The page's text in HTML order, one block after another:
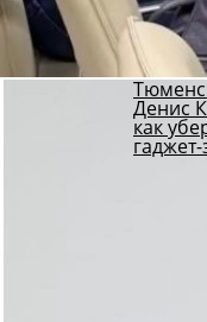
Денис
как